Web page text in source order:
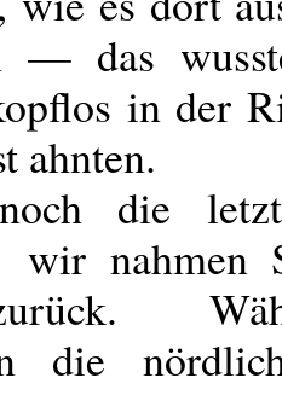
— das
in der
ahnten.
die
wir nahmen
die